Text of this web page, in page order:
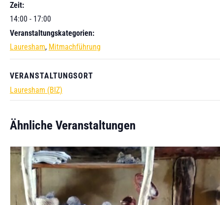
Zeit:
14:00 - 17:00
Veranstaltungskategorien:
Lauresham, Mitmachführung
VERANSTALTUNGSORT
Lauresham (BIZ)
Ähnliche Veranstaltungen